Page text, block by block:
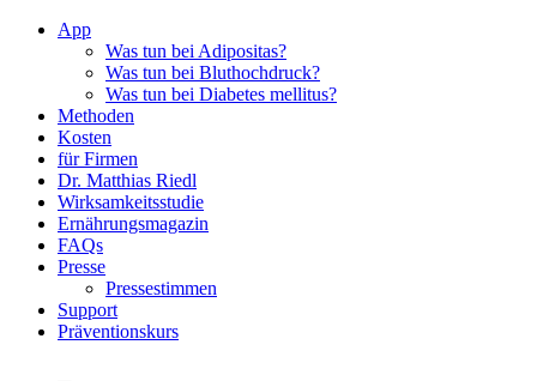
App
Was tun bei Adipositas?
Was tun bei Bluthochdruck?
Was tun bei Diabetes mellitus?
Methoden
Kosten
für Firmen
Dr. Matthias Riedl
Wirksamkeitsstudie
Ernährungsmagazin
FAQs
Presse
Pressestimmen
Support
Präventionskurs